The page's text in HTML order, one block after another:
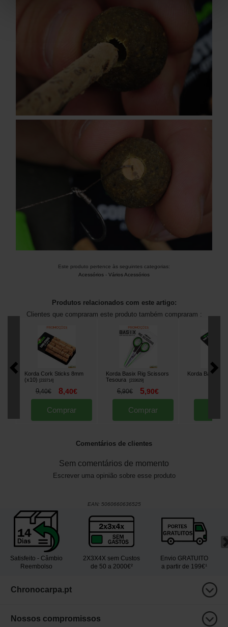
Este produto pertence às seguintes categorias:
Acessórios - Vários Acessórios
Produtos relacionados com este artigo:
Clientes que compraram este produto também compraram :
Korda Cork Sticks 8mm
(x10) [233714]
9,40€ 8,40€
Comprar
Korda Basix Rig Scissors
Tesoura
[233629]
6,90€ 5,90€
Comprar
Korda Bait Drill
Comentários de clientes
Sem comentários de momento
Escrever uma opinião sobre esse produto
EAN: 5060660636525
Satisfeito - Câmbio
Reembolso
2X3X4X sem Custos
de 50 a 2000€²
Envio GRATUITO
a partir de 199€¹
Chronocarpa.pt
Nossos compromissos